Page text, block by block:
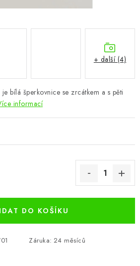
Reklamace a odstoupení od smlouvy
bílá šperkovnice se zrcátkem a s pěti
informací
DO KOŠÍKU
Záruka: 24 měsíců
+ další (4)